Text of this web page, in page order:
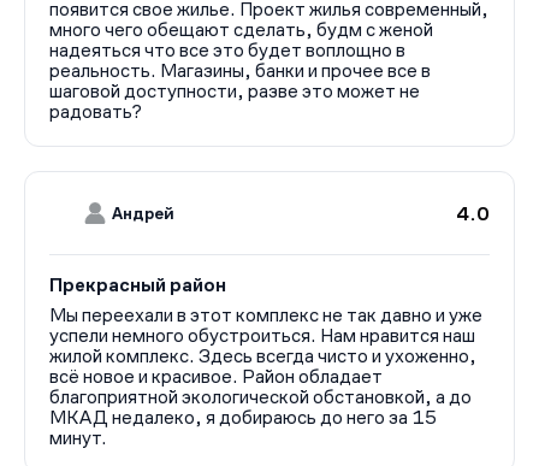
Ассортимент квартир включает студии, одно-, двух-,
трех- и четырехкомнатные варианты свободной
планировки площадью от 24,5 до 88,1 кв. м. Есть
решения с лоджиями, двумя санузлами и разной
ориентацией окон — во двор или на улицу. Высота
потолков в стандартных квартирах составляет 2,8 м, в
предчистовая, позволяющая самостоятельно выбрать
Жилой комплекс «Союзный» расположен в городе
Одинцово Московской области, всего в 8 км от МКАД.
Район отличается благоприятной экологией:
Одинцовский округ удостоен медали «Экологически
чистый район» и внесен в официальный Реестр
экологически чистых территорий.
появится свое жилье. Проект жилья современный,
много чего обещают сделать, будм с женой
надеяться что все это будет воплощно в
реальность. Магазины, банки и прочее все в
шаговой доступности, разве это может не
радовать?
Андрей 4.0
Прекрасный район
Мы переехали в этот комплекс не так давно и уже
успели немного обустроиться. Нам нравится наш
жилой комплекс. Здесь всегда чисто и ухоженно,
всё новое и красивое. Район обладает
благоприятной экологической обстановкой, а до
МКАД недалеко, я добираюсь до него за 15
минут.